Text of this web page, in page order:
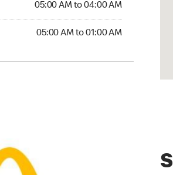
05:00 AM to 04:00 AM
05:00 AM to 01:00 AM